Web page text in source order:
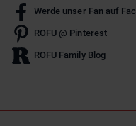
Werde unser Fan auf
ROFU @ Pinterest
ROFU Family Blog